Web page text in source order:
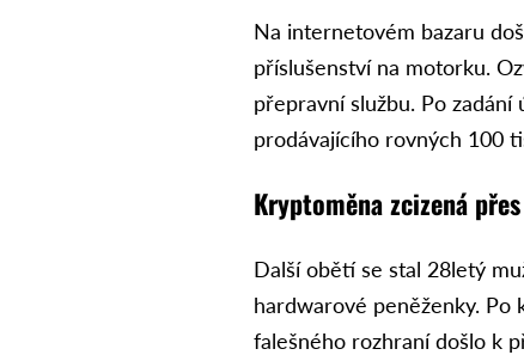
Na internetovém bazaru
příslušenství na motorku.
přepravní službu. Po
prodávajícího rovných 100
Kryptoměna zcizená
Další obětí se stal 28letý
hardwarové peněženky. Po
falešného rozhraní došlo k